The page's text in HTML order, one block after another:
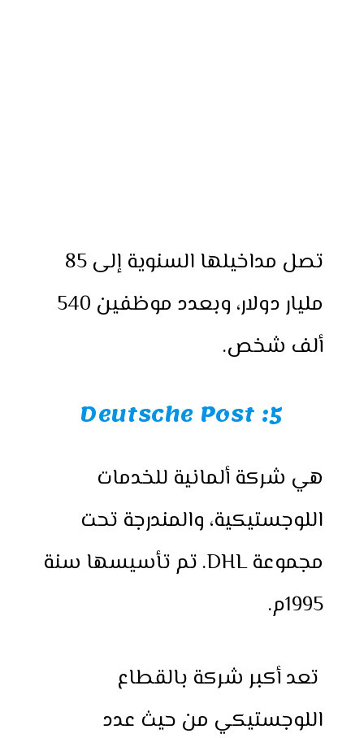
تصل مداخيلها السنوية إلى 85
مليار دولار، وبعدد موظفين 540
ألف شخص.
5: Deutsche Post
هي شركة ألمانية للخدمات
اللوجستيكية، والمندرجة تحت
مجموعة DHL. تم تأسيسها سنة
1995م.
تعد أكبر شركة بالقطاع
اللوجستيكي من حيث عدد